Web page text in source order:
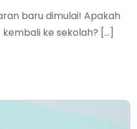
baru dimulai! Apakah
kembali ke sekolah? […]